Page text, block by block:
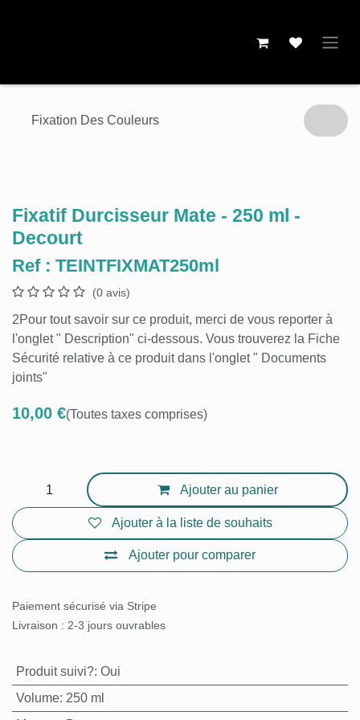
Fixation Des Couleurs
Fixatif Durcisseur Mate - 250 ml -
Decourt
Ref : TEINTFIXMAT250ml
(0 avis)
2Pour tout savoir sur ce produit, merci de vous
reporter à l'onglet " Description" ci-dessous. Vous
trouverez la Fiche Sécurité relative à ce produit
dans l'onglet " Documents joints"
10,00€(Toutes taxes comprises)
Ajouter au panier
Ajouter pour comparer
Ajouter à la liste de souhaits
Paiement sécurisé via Stripe
Livraison : 2-3 jours ouvrables
Produit suivi?:Oui
Volume :250 ml